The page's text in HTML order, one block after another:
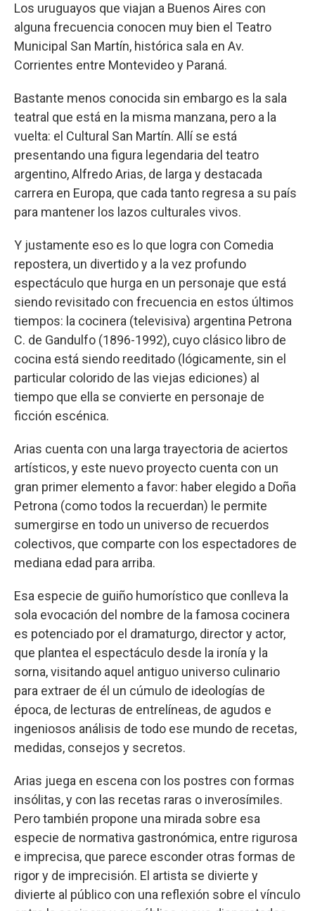
Los uruguayos que viajan a Buenos Aires con
alguna frecuencia conocen muy bien el Teatro
Municipal San Martín, histórica sala en Av.
Corrientes entre Montevideo y Paraná.
Bastante menos conocida sin embargo es la sala
teatral que está en la misma manzana, pero a la
vuelta: el Cultural San Martín. Allí se está
presentando una figura legendaria del teatro
argentino, Alfredo Arias, de larga y destacada
carrera en Europa, que cada tanto regresa a su país
para mantener los lazos culturales vivos.
Y justamente eso es lo que logra con Comedia
repostera, un divertido y a la vez profundo
espectáculo que hurga en un personaje que está
siendo revisitado con frecuencia en estos últimos
tiempos: la cocinera (televisiva) argentina Petrona
C. de Gandulfo (1896-1992), cuyo clásico libro de
cocina está siendo reeditado (lógicamente, sin el
particular colorido de las viejas ediciones) al
tiempo que ella se convierte en personaje de
ficción escénica.
Arias cuenta con una larga trayectoria de aciertos
artísticos, y este nuevo proyecto cuenta con un
gran primer elemento a favor: haber elegido a Doña
Petrona (como todos la recuerdan) le permite
sumergirse en todo un universo de recuerdos
colectivos, que comparte con los espectadores de
mediana edad para arriba.
Esa especie de guiño humorístico que conlleva la
sola evocación del nombre de la famosa cocinera
es potenciado por el dramaturgo, director y actor,
que plantea el espectáculo desde la ironía y la
sorna, visitando aquel antiguo universo culinario
para extraer de él un cúmulo de ideologías de
época, de lecturas de entrelíneas, de agudos e
ingeniosos análisis de todo ese mundo de recetas,
medidas, consejos y secretos.
Arias juega en escena con los postres con formas
insólitas, y con las recetas raras o inverosímiles.
Pero también propone una mirada sobre esa
especie de normativa gastronómica, entre rigurosa
e imprecisa, que parece esconder otras formas de
rigor y de imprecisión. El artista se divierte y
divierte al público con una reflexión sobre el vínculo